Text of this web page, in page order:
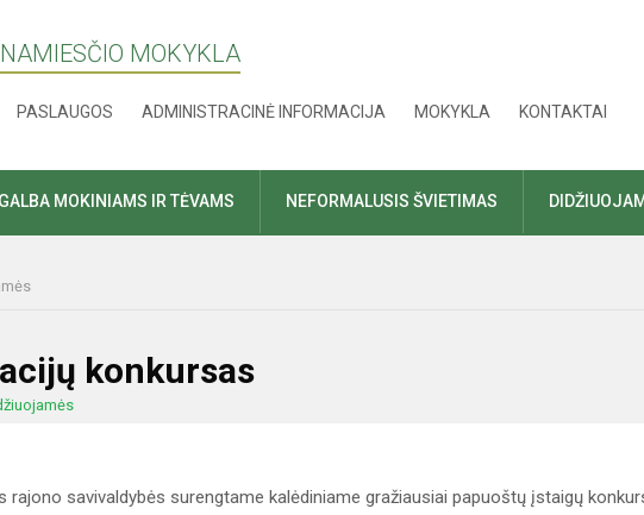
MOKYKLA
PASLAUGOS ADMINISTRACINĖ INFORMACIJA MOKYKLA KONTAKTAI
MOKINIAMS IR TĖVAMS NEFORMALUSIS ŠVIETIMAS
konkursas
rajono savivaldybės surengtame kalėdiniame gražiausiai papuoštų įstaigų